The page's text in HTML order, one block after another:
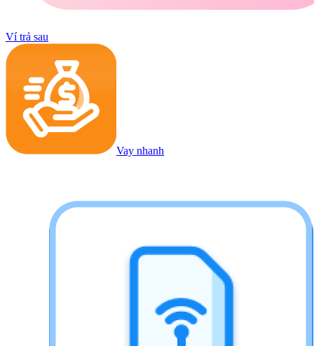
Ví trả sau
Vay nhanh